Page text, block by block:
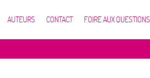
AUTEURS CONTACT FOIRE AUX QUESTIONS